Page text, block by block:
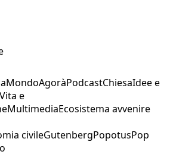
MondoAgoràPodcastChiesaIdee e
Vita e
MultimediaEcosistema avvenire
civileGutenbergPopotusPop